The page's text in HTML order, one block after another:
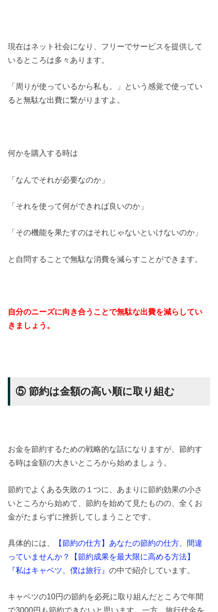
現在はネット社会になり、フリーでサービスを提供して
いるところは多々あります。
「周りが使っているから私も。」という感覚で使ってい
ると無駄な出費に繋がりますよ。
何かを購入する時は
「なんでそれが必要なのか」
「それを使って何ができれば良いのか」
「その機能を果たすのはそれじゃないといけないのか」
と自問することで無駄な消費を減らすことができます。
自分のニーズに向き合うことで無駄な出費を減らしてい
きましょう。
⑤ 節約は金額の高い順に取り組む
お金を節約するための戦略的な話になりますが、節約す
る時は金額の大きいところから始めましょう。
節約でよくある失敗の１つに、あまりに節約効果の小さ
いところから始めて、節約を始めて見たものの、全くお
金がたまらずに挫折してしまうことです。
具体的には、
【節約の仕方】あなたの節約の仕方、間違
っていませんか？【節約成果を最大限に高める方法】
『私はキャベツ、僕は旅行』の中で紹介しています。
キャベツの10円の節約を必死に取り組んだところで年間